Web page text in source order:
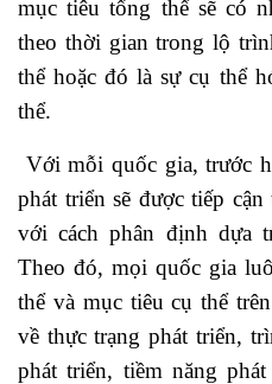
mục tiêu tổng thể sẽ có
theo thời gian trong lộ
thể hoặc đó là sự cụ thể
thể.
Với mỗi quốc gia, trước
phát triển sẽ được tiếp
với cách phân định dựa
Theo đó, mọi quốc gia
thể và mục tiêu cụ thể
về thực trạng phát triển,
phát triển, tiềm năng